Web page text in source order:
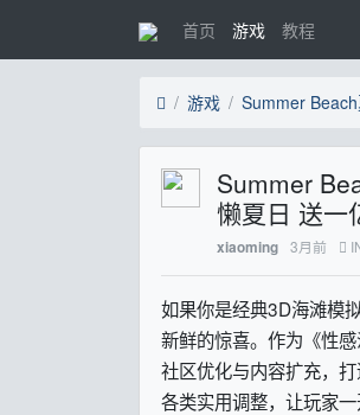
首页 游戏 教程
游戏
Summer
懒夏日 送一
xiaoming 3月前
如果你是经典3D海滩模
新鲜的惊喜。作为《性
社区优化与内容扩充，
各类实用调整，让玩家